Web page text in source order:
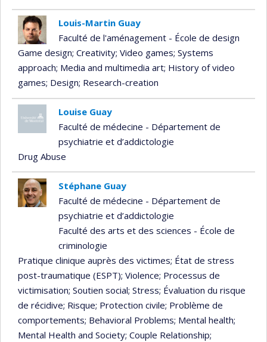
Louis-Martin Guay
Faculté de l'aménagement - École de design
Game design; Creativity; Video games; Systems
approach; Media and multimedia art; History of video
games; Design; Research-creation
Louise Guay
Faculté de médecine - Département de
psychiatrie et d’addictologie
Drug Abuse
Stéphane Guay
Faculté de médecine - Département de
psychiatrie et d’addictologie
Faculté des arts et des sciences - École de
criminologie
Pratique clinique auprès des victimes; État de stress
post-traumatique (ESPT); Violence; Processus de
victimisation; Soutien social; Stress; Évaluation du risque
de récidive; Risque; Protection civile; Problème de
comportements; Behavioral Problems; Mental health;
Mental Health and Society; Couple Relationship;